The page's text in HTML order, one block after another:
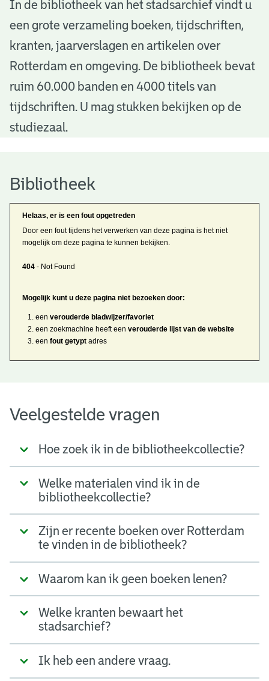
B
b
o
h
e
In de bibliotheek van het stadsarchief vindt u
een grote verzameling boeken, tijdschriften,
kranten, jaarverslagen en artikelen over
Rotterdam en omgeving. De bibliotheek bevat
ruim 60.000 banden en 4000 titels van
tijdschriften. U mag stukken bekijken op de
studiezaal.
Bibliotheek
Helaas, er is een fout opgetreden
Door een fout tijdens het verwerken van deze pagina is het niet
mogelijk om deze pagina te kunnen bekijken.
404 - Not Found
Mogelijk kunt u deze pagina niet bezoeken door:
eenverouderde bladwijzer/favoriet
een zoekmachine heeft eenverouderde lijst van de website
eenfout getypt adres
Veelgestelde vragen
Hoe zoek ik in de bibliotheekcollectie?
Welke materialen vind ik in de
bibliotheekcollectie?
Zijn er recente boeken over Rotterdam
te vinden in de bibliotheek?
Waarom kan ik geen boeken lenen?
Welke kranten bewaart het
stadsarchief?
Ik heb een andere vraag.